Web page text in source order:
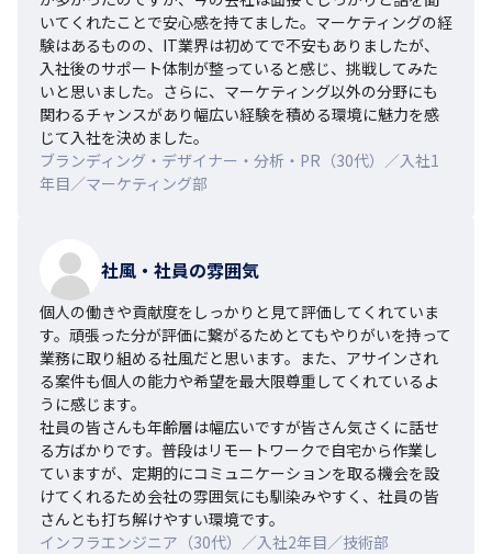
いてくれたことで安心感を持てました。マーケティングの経
験はあるものの、IT業界は初めてで不安もありましたが、
入社後のサポート体制が整っていると感じ、挑戦してみた
いと思いました。さらに、マーケティング以外の分野にも
関わるチャンスがあり幅広い経験を積める環境に魅力を感
じて入社を決めました。
ブランディング・デザイナー・分析・PR（30代）／入社1
年目／マーケティング部
社風・社員の雰囲気
個人の働きや貢献度をしっかりと見て評価してくれていま
す。頑張った分が評価に繋がるためとてもやりがいを持って
業務に取り組める社風だと思います。また、アサインされ
る案件も個人の能力や希望を最大限尊重してくれているよ
うに感じます。
社員の皆さんも年齢層は幅広いですが皆さん気さくに話せ
る方ばかりです。普段はリモートワークで自宅から作業し
ていますが、定期的にコミュニケーションを取る機会を設
けてくれるため会社の雰囲気にも馴染みやすく、社員の皆
さんとも打ち解けやすい環境です。
インフラエンジニア（30代）／入社2年目／技術部